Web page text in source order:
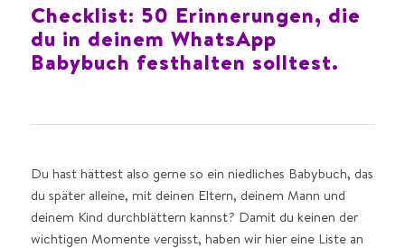
Checklist: 50 Erinnerungen, die
du in deinem WhatsApp
Babybuch festhalten solltest.
Du hast hättest also gerne so ein niedliches Babybuch, das
du später alleine, mit deinen Eltern, deinem Mann und
deinem Kind durchblättern kannst? Damit du keinen der
wichtigen Momente vergisst, haben wir hier eine Liste an